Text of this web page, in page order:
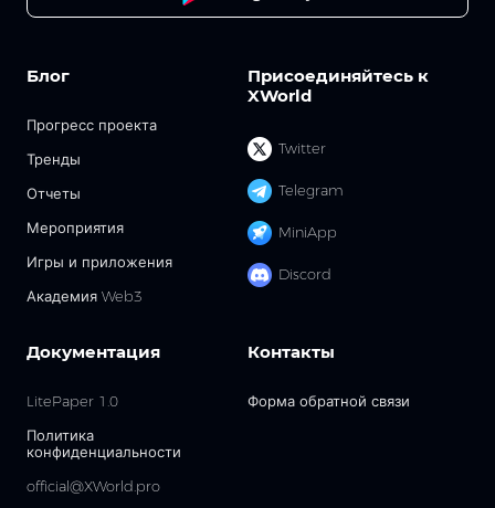
Присоединяйтесь к
XWorld
Twitter
Telegram
MiniApp
Discord
Блог
Прогресс проекта
Тренды
Отчеты
Мероприятия
Игры и приложения
Академия Web3
Документация
LitePaper 1.0
Политика
конфиденциальности
official@XWorld.pro
Контакты
Форма обратной связи